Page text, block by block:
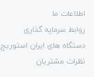
اطلاعات ما
روابط سرمایه گذاری
دستگاه های ایران استوریج
نظرات مشتریان